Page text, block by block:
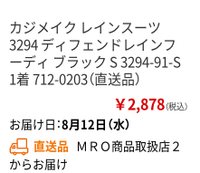
カジメイク レインスーツ
3294 ディフェンドレインフ
ーディ ブラック S 3294-91-S
1着 712-0203（直送品）
￥2,878（税込）
お届け日：8月12日（水）
直送品 ＭＲＯ商品取扱店２
からお届け